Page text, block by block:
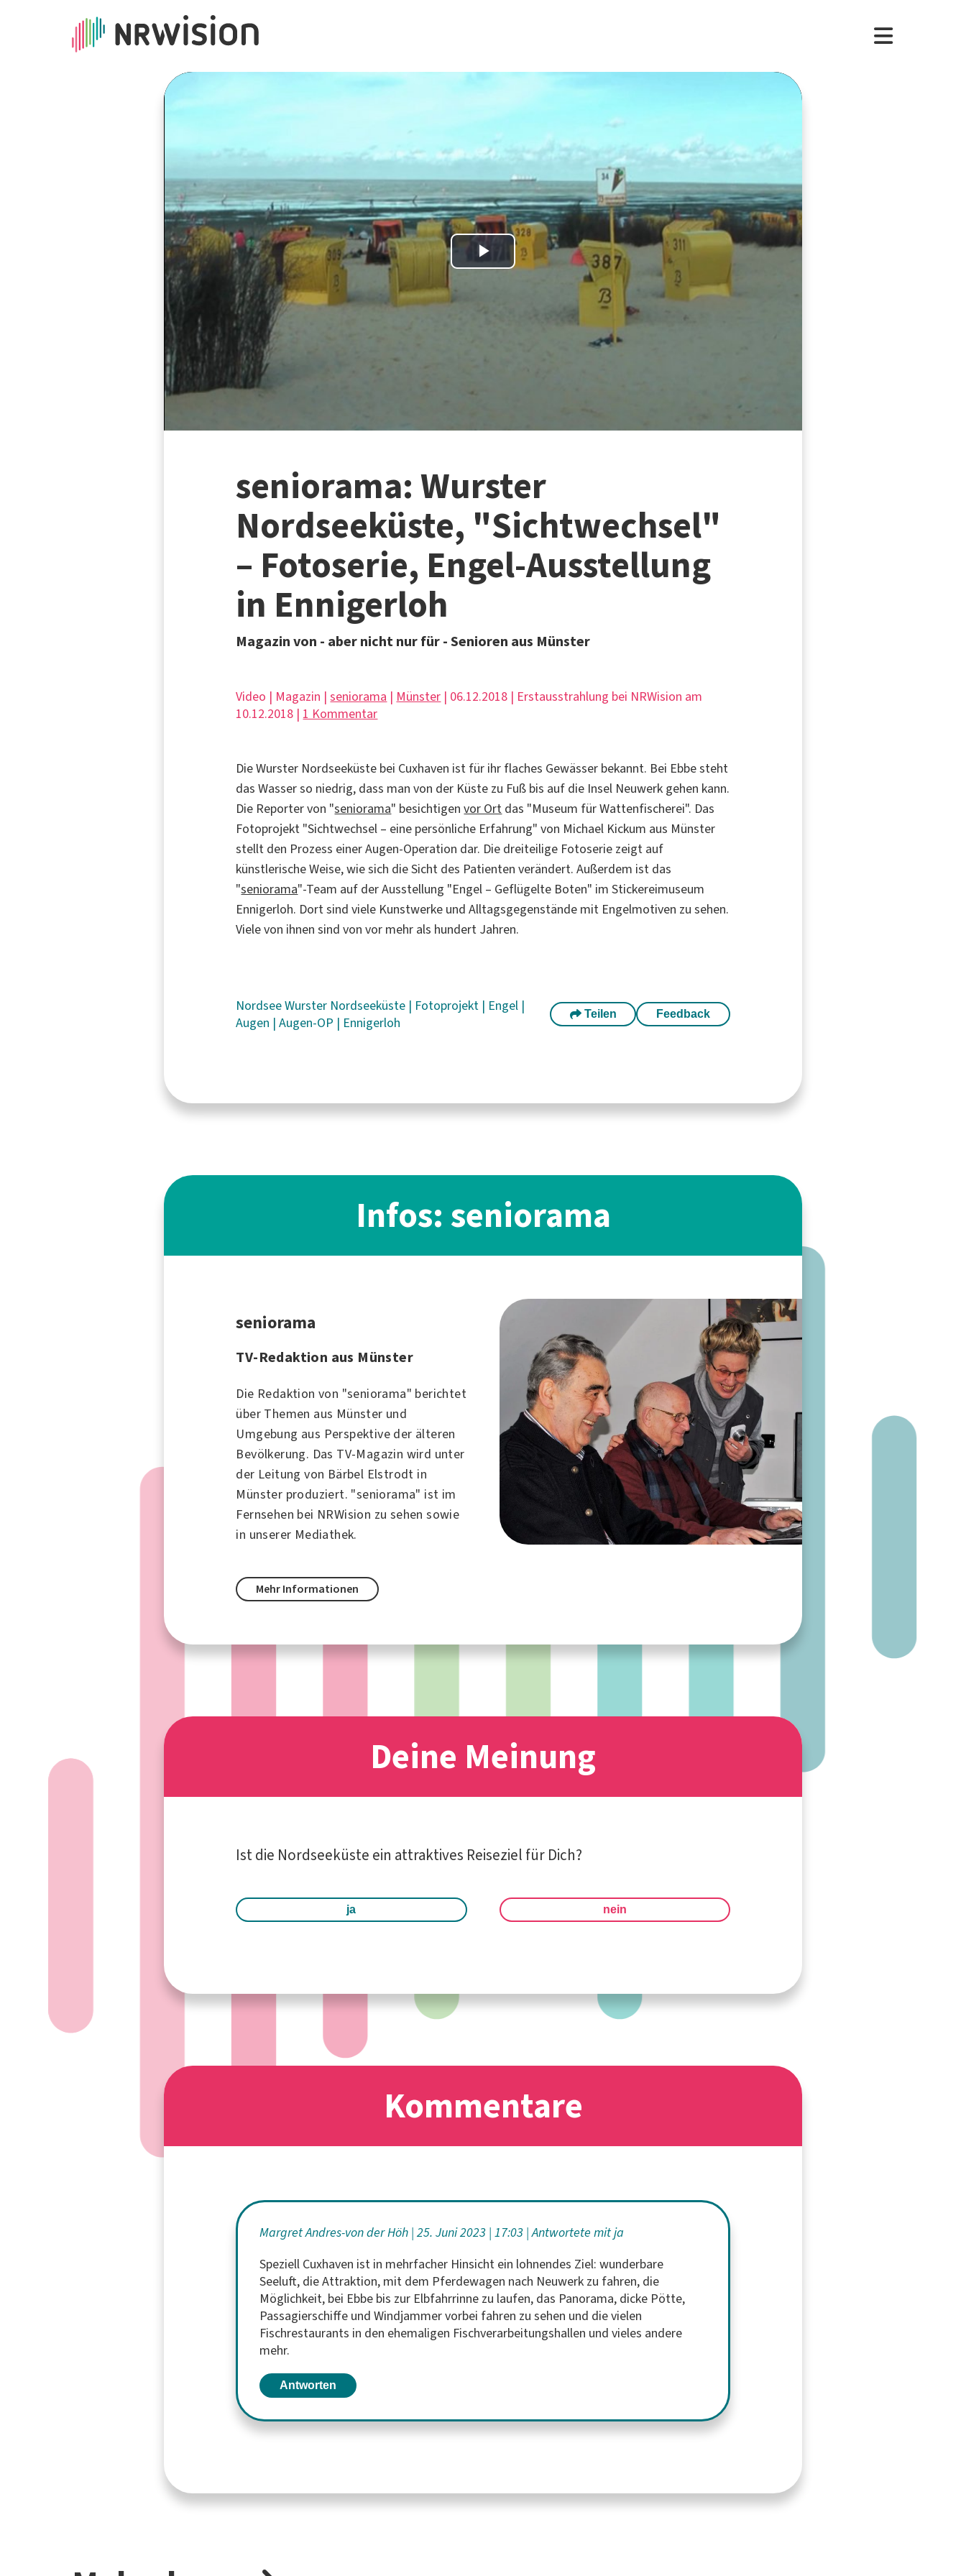
Play
seniorama: Wurster
Nordseeküste, "Sichtwechsel"
– Fotoserie, Engel-Ausstellung
in Ennigerloh
Magazin von - aber nicht nur für - Senioren aus Münster
Video | Magazin |seniorama | Münster | 06.12.2018 | Erstausstrahlung bei NRWision am
10.12.2018 | 1 Kommentar
Die Wurster Nordseeküste bei Cuxhaven ist für ihr flaches Gewässer bekannt. Bei Ebbe steht
das Wasser so niedrig, dass man von der Küste zu Fuß bis auf die Insel Neuwerk gehen kann.
Die Reporter von "seniorama" besichtigenvor Ort das "Museum für Wattenfischerei". Das
Fotoprojekt "Sichtwechsel – eine persönliche Erfahrung" von Michael Kickum aus Münster
stellt den Prozess einer Augen-Operation dar. Die dreiteilige Fotoserie zeigt auf
künstlerische Weise, wie sich die Sicht des Patienten verändert. Außerdem ist das
"seniorama"-Team auf der Ausstellung "Engel – Geflügelte Boten" im Stickereimuseum
Ennigerloh. Dort sind viele Kunstwerke und Alltagsgegenstände mit Engelmotiven zu sehen.
Viele von ihnen sind von vor mehr als hundert Jahren.
NordseeWurster Nordseeküste | Fotoprojekt | Engel |
Augen |Augen-OP | Ennigerloh
Teilen Feedback
Infos: seniorama
seniorama
TV-Redaktion aus Münster
Die Redaktion von "seniorama" berichtet
über Themen aus Münster und
Umgebung aus Perspektive der älteren
Bevölkerung. Das TV-Magazin wird unter
der Leitung von Bärbel Elstrodt in
Münster produziert. "seniorama" ist im
Fernsehen bei NRWision zu sehen sowie
in unserer Mediathek.
Mehr Informationen
Deine Meinung
Ist die Nordseeküste ein attraktives Reiseziel für Dich?
ja nein
Kommentare
Margret Andres-von der Höh 25. Juni 2023 17:03 Antwortete mit ja
Speziell Cuxhaven ist in mehrfacher Hinsicht ein lohnendes Ziel: wunderbare
Seeluft, die Attraktion, mit dem Pferdewagen nach Neuwerk zu fahren, die
Möglichkeit, bei Ebbe bis zur Elbfahrrinne zu laufen, das Panorama, dicke Pötte,
Passagierschiffe und Windjammer vorbei fahren zu sehen und die vielen
Fischrestaurants in den ehemaligen Fischverarbeitungshallen und vieles andere
mehr.
Antworten